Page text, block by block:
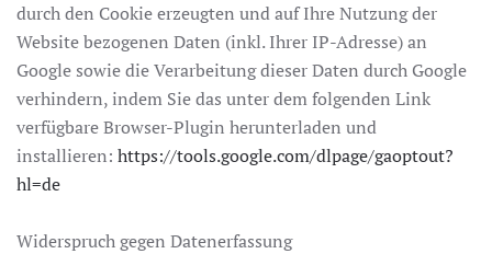
durch den Cookie erzeugten und auf Ihre Nutzung der
Website bezogenen Daten (inkl. Ihrer IP-Adresse) an
Google sowie die Verarbeitung dieser Daten durch Google
verhindern, indem Sie das unter dem folgenden Link
verfügbare Browser-Plugin herunterladen und
installieren: https://tools.google.com/dlpage/gaoptout?
hl=de
Widerspruch gegen Datenerfassung